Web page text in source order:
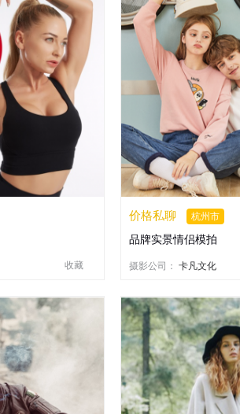
收藏
价格私聊 杭州市
品牌实景情侣模拍
摄影公司： 卡凡文化